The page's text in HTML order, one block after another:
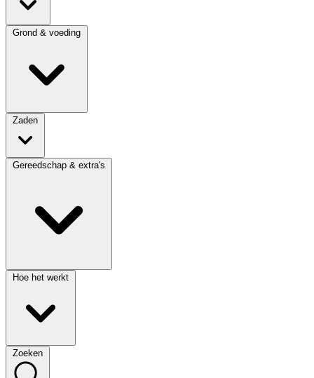
Grond & voeding
Zaden
Gereedschap & extra's
Hoe het werkt
Zoeken